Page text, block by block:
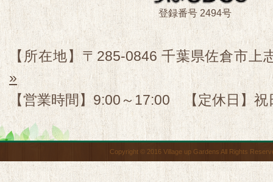
登録番号 2494号
【所在地】〒285-0846 千葉県佐倉市
»
【営業時間】9:00～17:00 【定休日】祝
Copyright © 2016 Village up Gardens All Rights